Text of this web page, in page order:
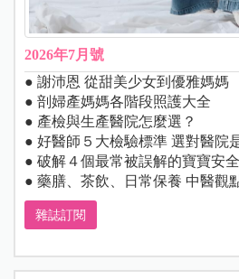
2026年7月號
● 謝沛恩 從甜美少女到優雅媽媽
● 剖婦產媽媽各階段照護大全
● 產檢與生產醫院怎麼選？
● 好醫師５大檢驗標準 選對醫院
● 破解４個最常被誤解的寶寶安
● 藥膳、茶飲、日常保養 中醫觀
雜誌訂閱